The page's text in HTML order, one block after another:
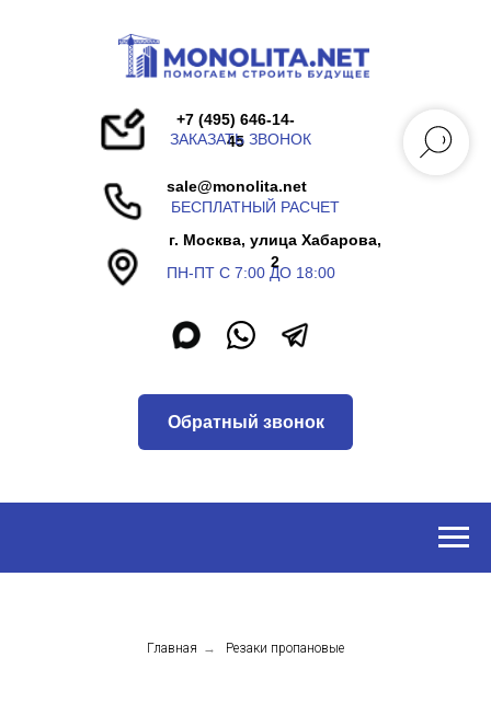
г. Москва, улица Хабарова,
ПН-ПТ С 7:00 ДО 18:00
45
ЗАКАЗАТЬ ЗВОНОК
БЕСПЛАТНЫЙ РАСЧЕТ
Главная → Резаки пропановые